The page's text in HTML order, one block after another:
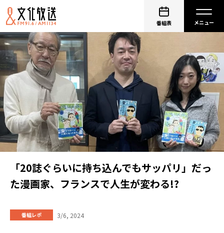
番組表
「20誌ぐらいに持ち込んでもサッパリ」だっ
た漫画家、フランスで人生が変わる!?
番組レポ 3/6, 2024